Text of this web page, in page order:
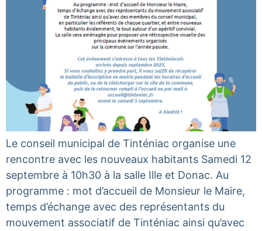
Le conseil municipal de Tinténiac organise une
rencontre avec les nouveaux habitants Samedi 12
septembre à 10h30 à la salle Ille et Donac. Au
programme : mot d’accueil de Monsieur le Maire,
temps d’échange avec des représentants du
mouvement associatif de Tinténiac ainsi qu’avec